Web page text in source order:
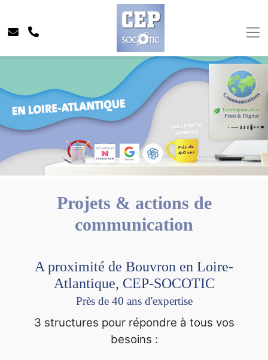
Projets & actions de
communication
A proximité de Bouvron en Loire-
Atlantique, CEP-SOCOTIC
Près de 40 ans d'expertise
3 structures pour répondre à tous vos
besoins :